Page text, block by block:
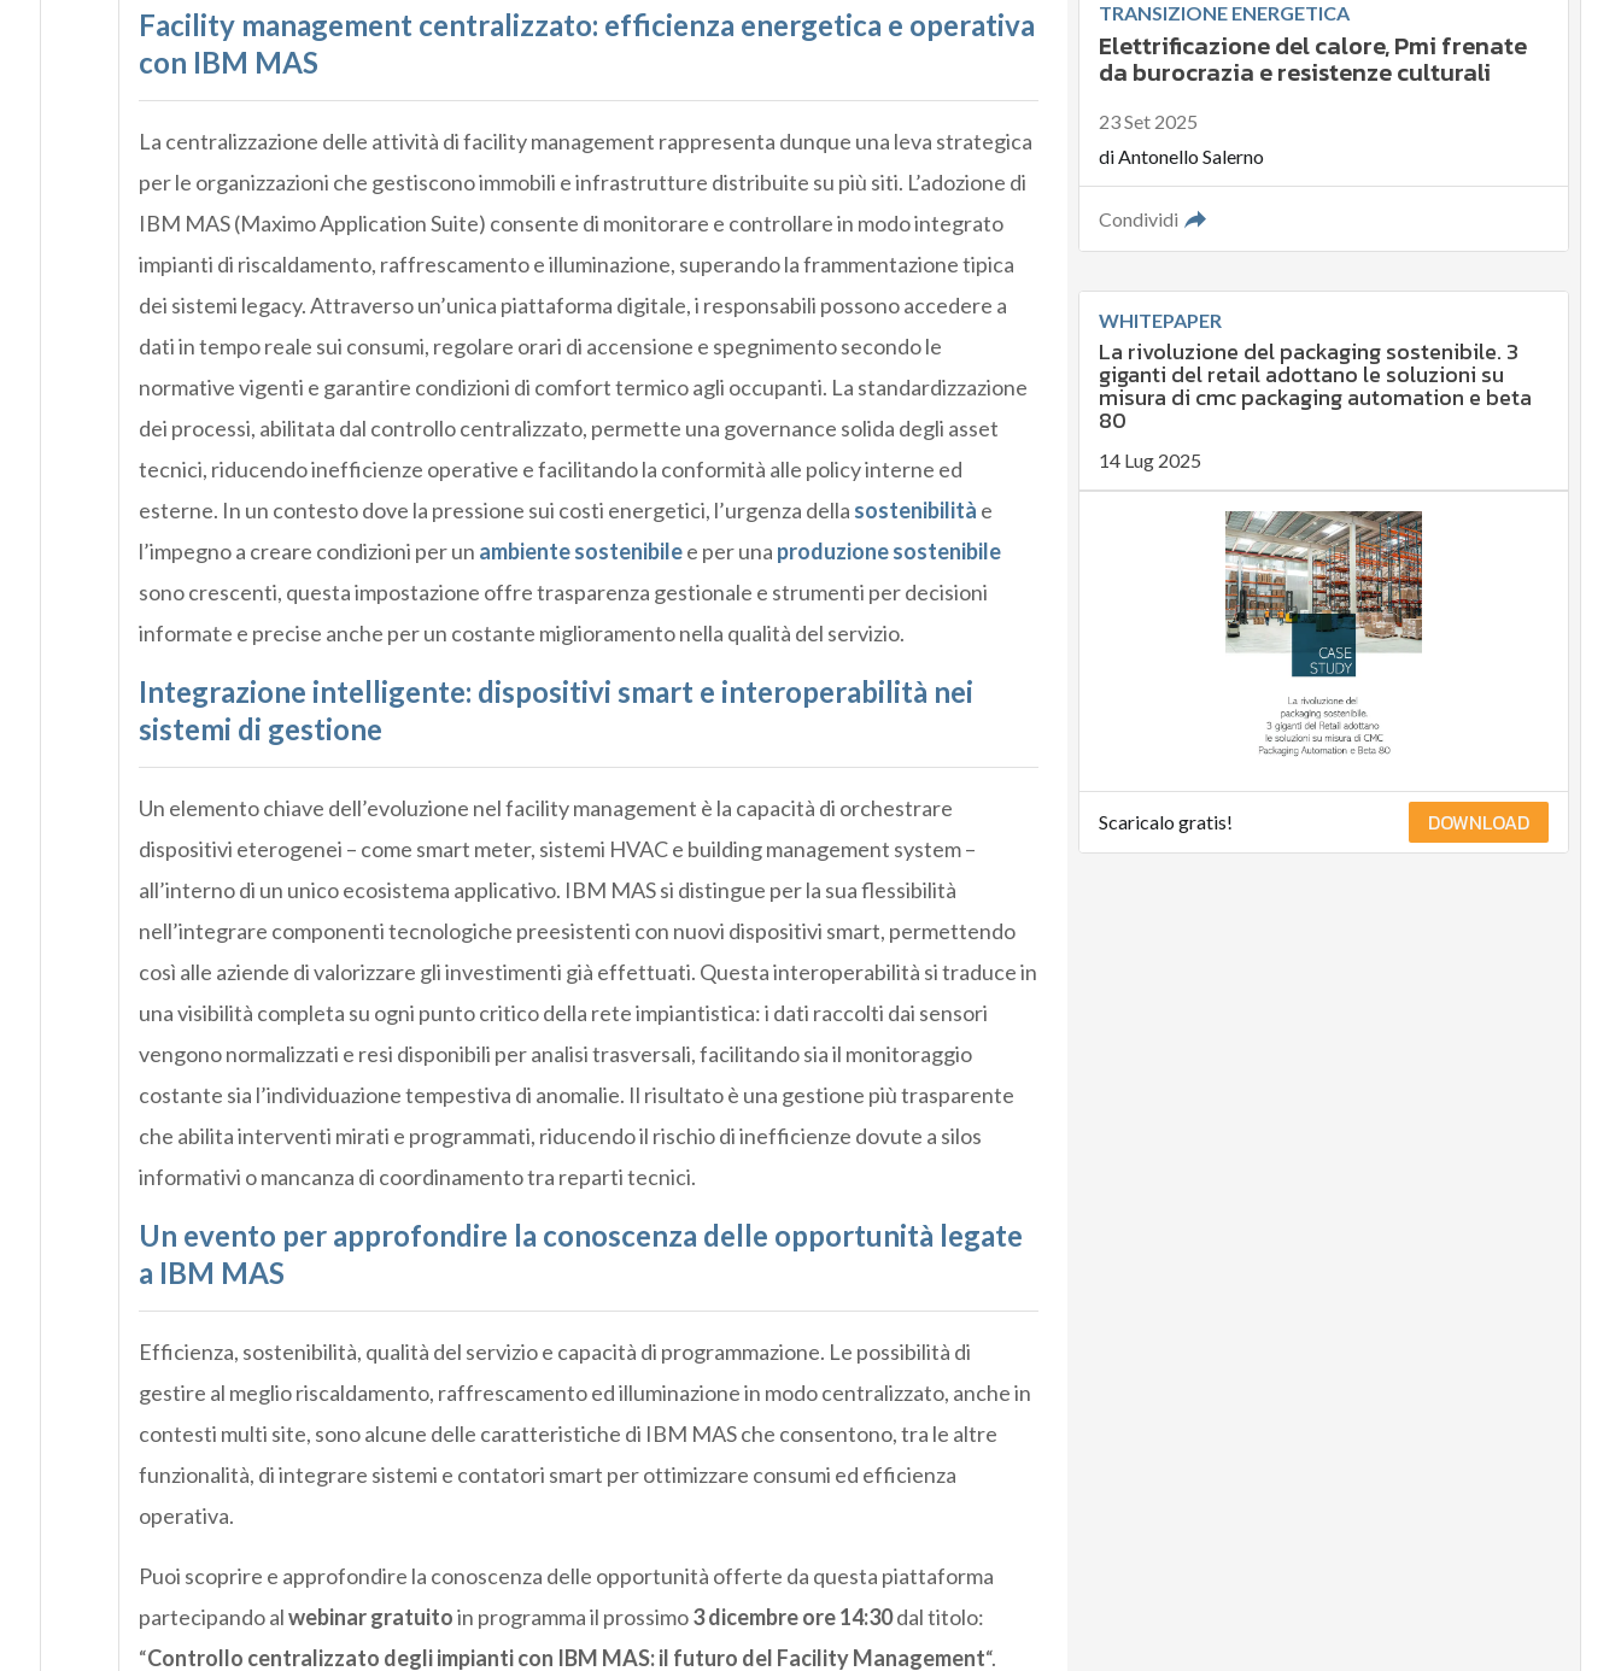
Facility management centralizzato: efficienza energetica e operativa
con IBM MAS
La centralizzazione delle attività di facility management rappresenta dunque una leva strategica
per le organizzazioni che gestiscono immobili e infrastrutture distribuite su più siti. L’adozione di
IBM MAS (Maximo Application Suite) consente di monitorare e controllare in modo integrato
impianti di riscaldamento, raffrescamento e illuminazione, superando la frammentazione tipica
dei sistemi legacy. Attraverso un’unica piattaforma digitale, i responsabili possono accedere a
dati in tempo reale sui consumi, regolare orari di accensione e spegnimento secondo le
normative vigenti e garantire condizioni di comfort termico agli occupanti. La standardizzazione
dei processi, abilitata dal controllo centralizzato, permette una governance solida degli asset
tecnici, riducendo inefficienze operative e facilitando la conformità alle policy interne ed
esterne. In un contesto dove la pressione sui costi energetici, l’urgenza della sostenibilità e
l’impegno a creare condizioni per un ambiente sostenibilee per una produzione sostenibile
sono crescenti, questa impostazione offre trasparenza gestionale e strumenti per decisioni
informate e precise anche per un costante miglioramento nella qualità del servizio.
Integrazione intelligente: dispositivi smart e interoperabilità nei
sistemi di gestione
Un elemento chiave dell’evoluzione nel facility management è la capacità di orchestrare
dispositivi eterogenei – come smart meter, sistemi HVAC e building management system –
all’interno di un unico ecosistema applicativo. IBM MAS si distingue per la sua flessibilità
nell’integrare componenti tecnologiche preesistenti con nuovi dispositivi smart, permettendo
così alle aziende di valorizzare gli investimenti già effettuati. Questa interoperabilità si traduce in
una visibilità completa su ogni punto critico della rete impiantistica: i dati raccolti dai sensori
vengono normalizzati e resi disponibili per analisi trasversali, facilitando sia il monitoraggio
costante sia l’individuazione tempestiva di anomalie. Il risultato è una gestione più trasparente
che abilita interventi mirati e programmati, riducendo il rischio di inefficienze dovute a silos
informativi o mancanza di coordinamento tra reparti tecnici.
Un evento per approfondire la conoscenza delle opportunità legate
a IBM MAS
Efficienza, sostenibilità, qualità del servizio e capacità di programmazione. Le possibilità di
gestire al meglio riscaldamento, raffrescamento ed illuminazione in modo centralizzato, anche in
contesti multi site, sono alcune delle caratteristiche di IBM MAS che consentono, tra le altre
funzionalità, di integrare sistemi e contatori smart per ottimizzare consumi ed efficienza
operativa.
Puoi scoprire e approfondire la conoscenza delle opportunità offerte da questa piattaforma
partecipando alwebinar gratuitoin programma il prossimo3 dicembre ore 14:30dal titolo:
“Controllo centralizzato degli impianti con IBM MAS: il futuro del Facility Management“.
TRANSIZIONE ENERGETICA
Elettrificazione del calore, Pmi frenate
da burocrazia e resistenze culturali
23 Set 2025
diAntonello Salerno
Condividi
WHITEPAPER
La rivoluzione del packaging sostenibile. 3
giganti del retail adottano le soluzioni su
misura di cmc packaging automation e beta
80
14 Lug 2025
Scaricalo gratis! DOWNLOAD